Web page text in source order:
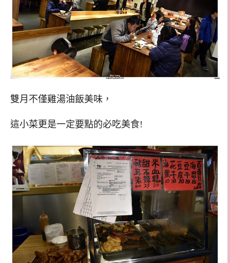
雙月不僅雞湯油飯美味，
這小菜更是一定要點的必吃美食!